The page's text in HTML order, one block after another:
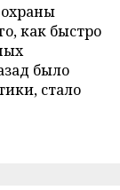
как быстро
было
стало